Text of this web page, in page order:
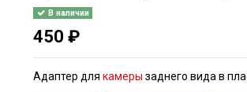
В наличии
450 ₽
Адаптер длякамеры заднего вида в